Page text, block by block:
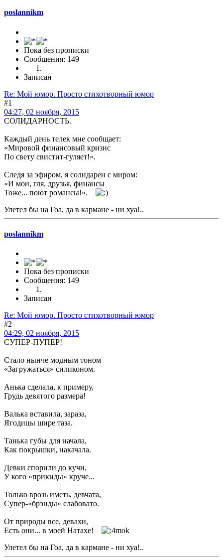
poslannikm
Пока без прописки
Сообщения: 149
Записан
Re: Мой юмор. Просто стихотворный юмор
#1
04:27, 02 ноября, 2015
СОЛИДАРНОСТЬ.
Каждый день телек мне сообщает:
«Мировой финансовый кризис
По свету свистит-гуляет!».
Следя за эфиром, я солидарен с миром:
«И мои, гля, друзья, финансы
Тоже... поют романсы!».
Улетел бы на Гоа, да в кармане - ни хуа!..
poslannikm
Пока без прописки
Сообщения: 149
Записан
Re: Мой юмор. Просто стихотворный юмор
#2
04:29, 02 ноября, 2015
СУПЕР-ПУПЕР!
Стало нынче модным тоном
«Загружаться» силиконом.
Анька сделала, к примеру,
Грудь девятого размера!
Валька вставила, зараза,
Ягодицы шире таза.
Танька губы для начала,
Как покрышки, накачала.
Девки спорили до кучи,
У кого «прикиды» круче...
Только врозь иметь, девчата,
Супер-«брэнды» слабовато.
От природы все, девахи,
Есть они... в моей Натахе!
Улетел бы на Гоа, да в кармане - ни хуа!..